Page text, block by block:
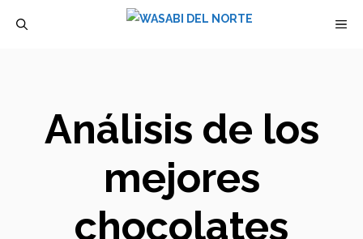
Análisis de los
mejores
chocolates